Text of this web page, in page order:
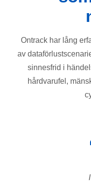
Ontrack har lång
av
sinnesfrid i
hårdvarufel,